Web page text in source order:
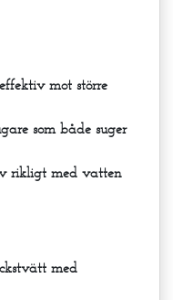
mot större
som både suger
rikligt med vatten
med